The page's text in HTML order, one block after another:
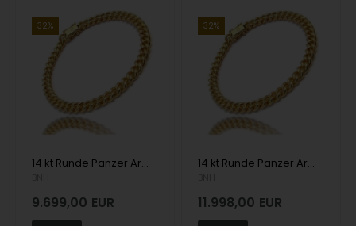
32%
14 kt Runde Panzer Armbänder und Halsketten von Danske BNH
9.699,00 EUR
32%
14 kt Runde Panzer Armbänder und Halsketten von Danske BNH
11.998,00 EUR